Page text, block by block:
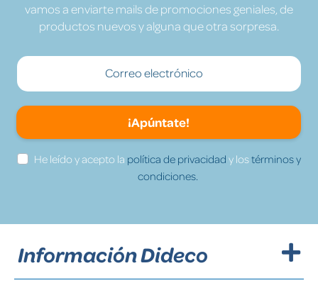
vamos a enviarte mails de promociones geniales, de
productos nuevos y alguna que otra sorpresa.
¡Apúntate!
He leído y acepto la política de privacidad y lostérminos y
condiciones.
Información Dideco